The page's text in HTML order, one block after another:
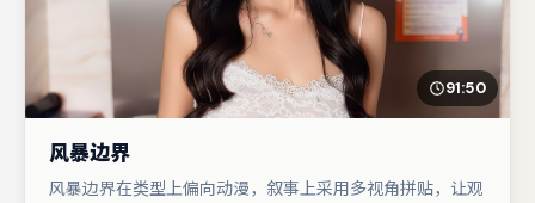
91:50
风暴边界
风暴边界在类型上偏向动漫，叙事上采用多视角拼贴，让观